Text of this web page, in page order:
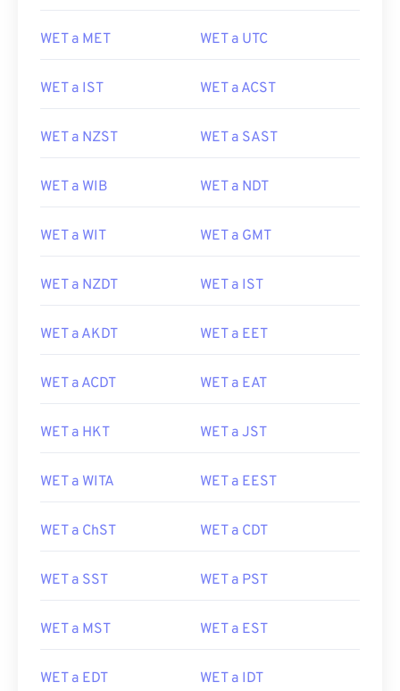
WET a MET WET a UTC
WET a IST WET a ACST
WET a NZST WET a SAST
WET a WIB WET a NDT
WET a WIT WET a GMT
WET a NZDT WET a IST
WET a AKDT WET a EET
WET a ACDT WET a EAT
WET a HKT WET a JST
WET a WITA WET a EEST
WET a ChST WET a CDT
WET a SST WET a PST
WET a MST WET a EST
WET a EDT WET a IDT